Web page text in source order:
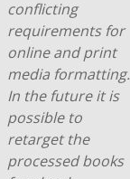
conflicting
requirements for
online and print
media formatting.
In the future it is
possible to
retarget the
processed books